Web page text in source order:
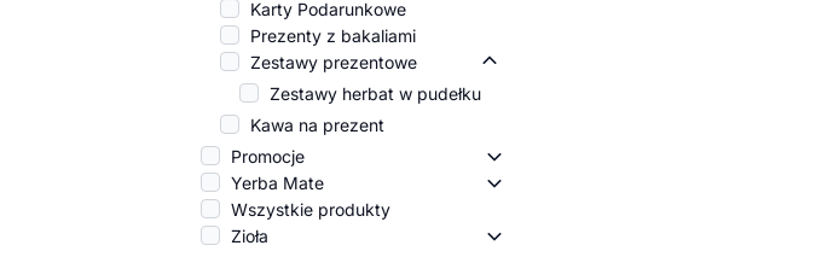
Karty Podarunkowe
Prezenty z bakaliami
Zestawy prezentowe
Zestawy prezentowe -
Zestawy herbat w pudełku
Kawa na prezent
Promocje
Promocje -
Yerba Mate
Yerba Mate -
Wszystkie produkty
Zioła
Zioła -